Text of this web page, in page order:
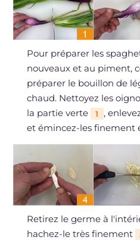
Pour préparer les
nouveaux et au piment,
préparer le bouillon de
chaud. Nettoyez les
la partie verte
1 ,
et émincez-les finement
Retirez le germe à
hachez-le très finement